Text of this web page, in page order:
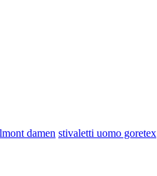
damen stivaletti uomo goretex